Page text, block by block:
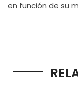
en función de su